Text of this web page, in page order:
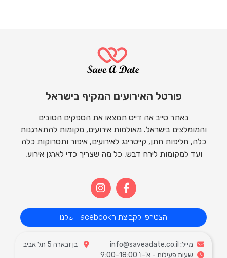
פורטל האירועים המקיף בישראל
באתר סייב אה דייט תמצאו את הספקים הטובים
והמומלצים בישראל. מאולמות אירועים, מקומות להתארגנות
כלה, חליפות חתן, קייטרינג לאירועים, איפור ותסרוקות כלה
ועד למקומות לירח דבש. כל מה שצריך כדי לארגן אירוע.
הצטרפו לקבוצת הFacebook שלנו
מייל: info@saveadate.co.il
בן זבארה 5 תל אביב
שעות פעילות - א'-ו' 9:00-18:00